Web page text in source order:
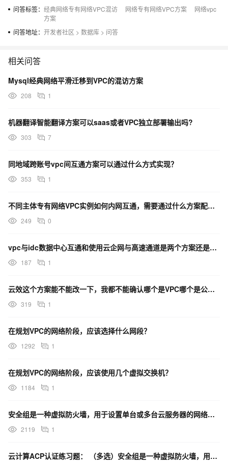
要切换到的VPC及虚拟交换机，勾选保留原经典网络，选
示：
问答标签： 经典网络专有网络VPC混访 网络专有网络VPC方案
网络vpc
方案
问答地址： 开发者社区 > 数据库 > 问答
相关问答
Mysql经典网络平滑迁移到VPC的混访方案
208 1
机器翻译智能翻译方案可以saas或者VPC独立部署输出吗?
303 7
同地域跨账号vpc间互通方案可以通过什么方式实现？
353 1
不同主体专有网络VPC实例如何内网互通，需要通过什么方案配置实现？
249 0
vpc与idc数据中心互通和使用云企网与高速通道是两个方案还是一个方案
187 1
云效这个方案能不能改一下，我都不能确认哪个是VPC哪个是公网？
319 1
在规划VPC的网络阶段，应该选择什么网段？
1292 1
在规划VPC的网络阶段，应该使用几个虚拟交换机？
1184 1
安全组是一种虚拟防火墙，用于设置单台或多台云服务器的网络访问控制，它是重要的网络安全隔离手段，用于在
2119 1
云计算ACP认证练习题： （多选）安全组是一种虚拟防火墙，用于设置单台或多台云服务器的网络访问控制